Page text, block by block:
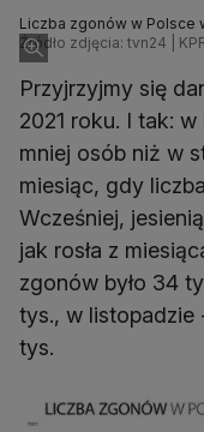
Liczba zgonów w Polsce
Źródło zdjęcia: tvn24 |
Przyjrzyjmy się
2021 roku. I tak:
mniej osób niż w
miesiąc, gdy
Wcześniej,
jak rosła z
zgonów było 34
tys., w
tys.